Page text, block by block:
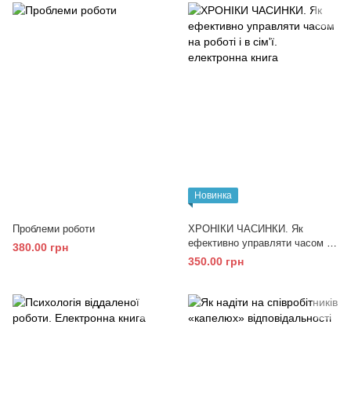
Проблеми роботи
380.00 грн
Новинка
ХРОНІКИ ЧАСИНКИ. Як
ефективно управляти часом на
роботі і в сім'ї. електронна
350.00 грн